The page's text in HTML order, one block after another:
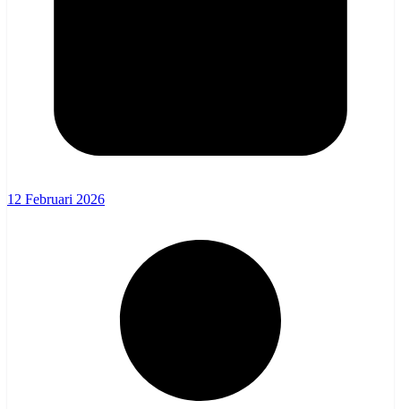
12 Februari 2026